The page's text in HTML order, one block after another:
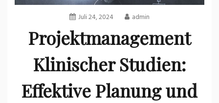
Juli 24, 2024 admin
Projektmanagement
Klinischer Studien:
Effektive Planung und